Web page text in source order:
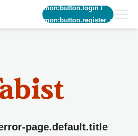
common:button.login/
common:button.register_short
page.default.title